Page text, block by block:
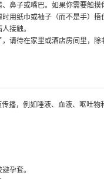
、鼻子或嘴巴。如果你需要触
用纸巾或袖子（而不是手）捂
接触。
请待在家里或酒店房间里，除
播，例如唾液、血液、呕吐物
孕套。